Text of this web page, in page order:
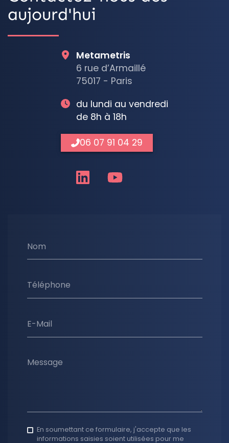
aujourd'hui
Nom
Téléphone
E-Mail
Message
En soumettant ce formulaire, j'accepte que les
informations saisies soient utilisées pour me
Metametris
6 rue d’Armaillé
75017 - Paris
du lundi au vendredi
de 8h à 18h
06 07 91 04 29